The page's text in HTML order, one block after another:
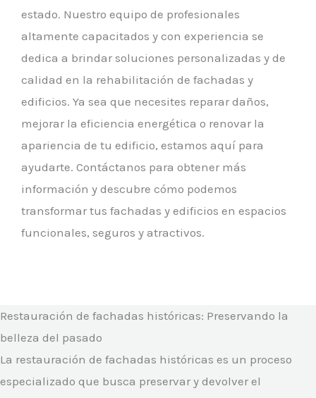
estado. Nuestro equipo de profesionales
altamente capacitados y con experiencia se
dedica a brindar soluciones personalizadas y de
calidad en la rehabilitación de fachadas y
edificios. Ya sea que necesites reparar daños,
mejorar la eficiencia energética o renovar la
apariencia de tu edificio, estamos aquí para
ayudarte. Contáctanos para obtener más
información y descubre cómo podemos
transformar tus fachadas y edificios en espacios
funcionales, seguros y atractivos.
Restauración de fachadas históricas: Preservando la
belleza del pasado
La restauración de fachadas históricas es un proceso
especializado que busca preservar y devolver el